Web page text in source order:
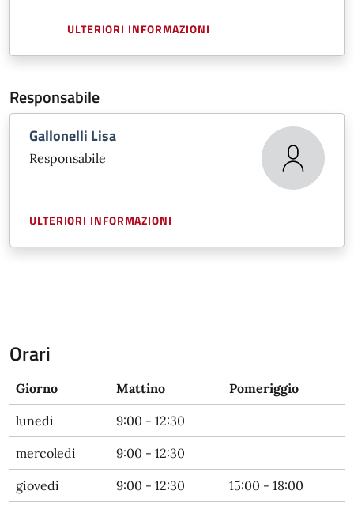
ULTERIORI INFORMAZIONI
Responsabile
Gallonelli Lisa
Responsabile
ULTERIORI INFORMAZIONI
Orari
Giorno Mattino Pomeriggio
lunedi 9:00 - 12:30
mercoledi 9:00 - 12:30
giovedi 9:00 - 12:30 15:00 - 18:00